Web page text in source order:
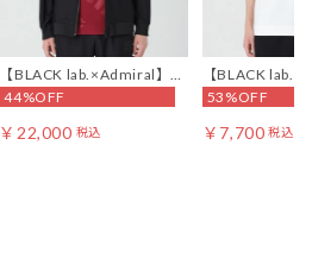
【BLACK lab.×Admiral】
3Dトリコットトラックジャ
ケット
44%OFF
￥22,000 税込
【BLACK
ャドーチェッ
ィックTシャツ
53%OFF
￥7,700 税込